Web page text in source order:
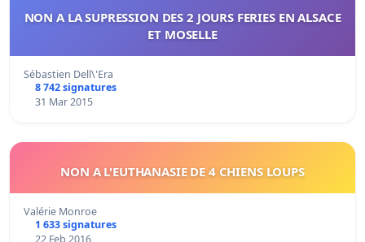
NON A LA SUPRESSION DES 2 JOURS FERIES EN ALSACE
ET MOSELLE
Sébastien Dell\'Era
8 742 signatures
31 Mar 2015
NON A L'EUTHANASIE DE 4 CHIENS LOUPS
Valérie Monroe
1 633 signatures
22 Feb 2016